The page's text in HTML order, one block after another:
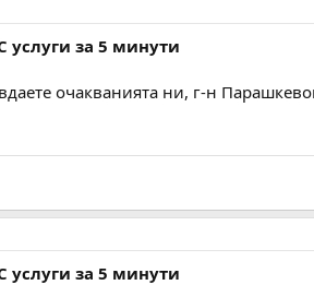
услуги за 5 минути
очакванията ни, г-н
услуги за 5 минути